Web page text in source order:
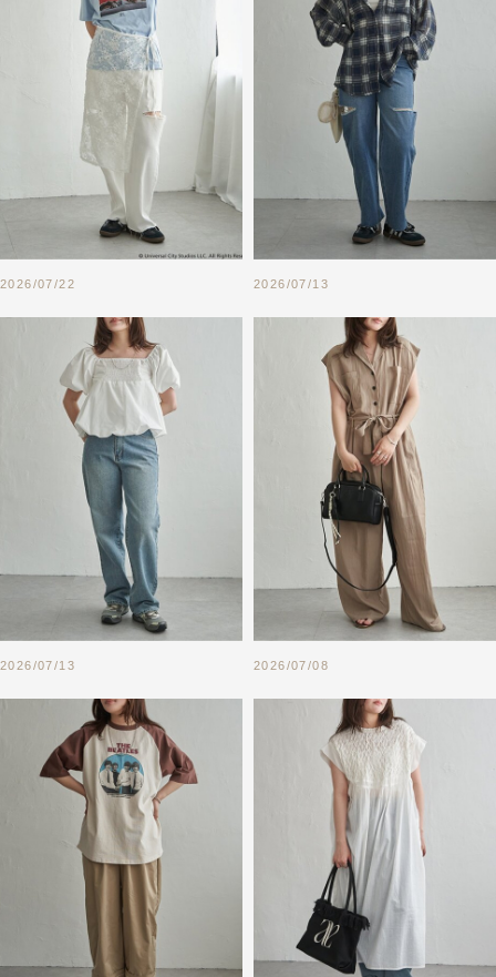
2026/07/22 2026/07/13
2026/07/13 2026/07/08